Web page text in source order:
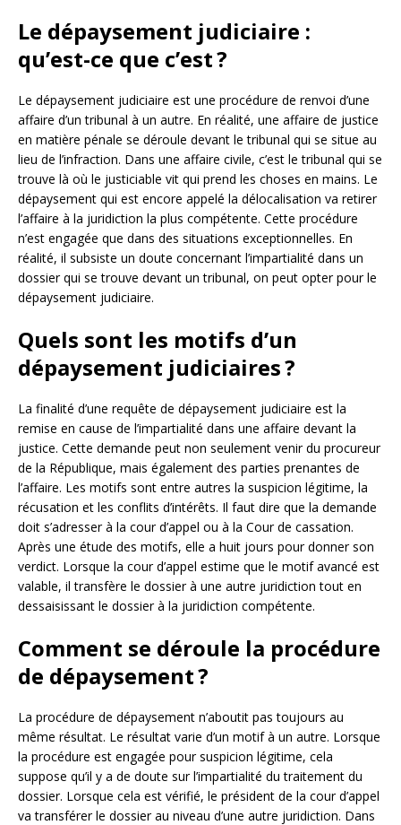
Le dépaysement judiciaire :
qu’est-ce que c’est ?
Le dépaysement judiciaire est une procédure de renvoi d’une
affaire d’un tribunal à un autre. En réalité, une affaire de justice
en matière pénale se déroule devant le tribunal qui se situe au
lieu de l’infraction. Dans une affaire civile, c’est le tribunal qui se
trouve là où le justiciable vit qui prend les choses en mains. Le
dépaysement qui est encore appelé la délocalisation va retirer
l’affaire à la juridiction la plus compétente. Cette procédure
n’est engagée que dans des situations exceptionnelles. En
réalité, il subsiste un doute concernant l’impartialité dans un
dossier qui se trouve devant un tribunal, on peut opter pour le
dépaysement judiciaire.
Quels sont les motifs d’un
dépaysement judiciaires ?
La finalité d’une requête de dépaysement judiciaire est la
remise en cause de l’impartialité dans une affaire devant la
justice. Cette demande peut non seulement venir du procureur
de la République, mais également des parties prenantes de
l’affaire. Les motifs sont entre autres la suspicion légitime, la
récusation et les conflits d’intérêts. Il faut dire que la demande
doit s’adresser à la cour d’appel ou à la Cour de cassation.
Après une étude des motifs, elle a huit jours pour donner son
verdict. Lorsque la cour d’appel estime que le motif avancé est
valable, il transfère le dossier à une autre juridiction tout en
dessaisissant le dossier à la juridiction compétente.
Comment se déroule la procédure
de dépaysement ?
La procédure de dépaysement n’aboutit pas toujours au
même résultat. Le résultat varie d’un motif à un autre. Lorsque
la procédure est engagée pour suspicion légitime, cela
suppose qu’il y a de doute sur l’impartialité du traitement du
dossier. Lorsque cela est vérifié, le président de la cour d’appel
va transférer le dossier au niveau d’une autre juridiction. Dans